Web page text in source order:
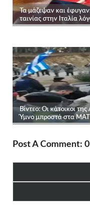
Post A Comment: 0